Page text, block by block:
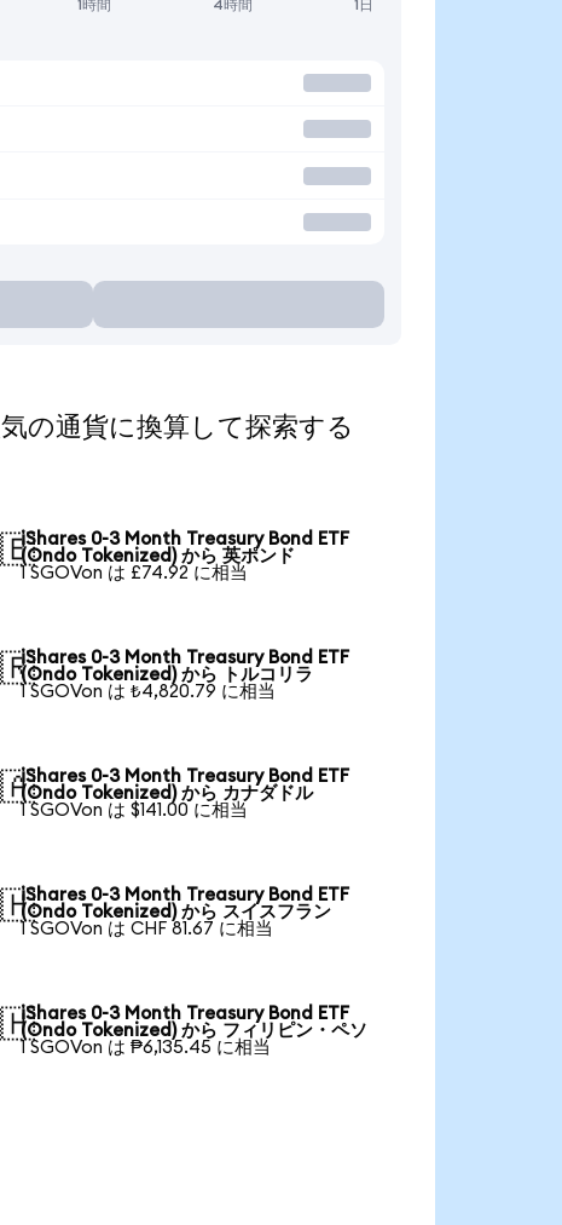
1時間 4時間 1日
貨に換算して探索する
iShares 0-3 Month Treasury Bond ETF
(Ondo Tokenized) から 英ポンド
1 SGOVon は £74.92 に相当
iShares 0-3 Month Treasury Bond ETF
(Ondo Tokenized) から トルコリラ
1 SGOVon は ₺4,820.79 に相当
iShares 0-3 Month Treasury Bond ETF
(Ondo Tokenized) から カナダドル
1 SGOVon は $141.00 に相当
iShares 0-3 Month Treasury Bond ETF
(Ondo Tokenized) から スイスフラン
1 SGOVon は CHF 81.67 に相当
iShares 0-3 Month Treasury Bond ETF
(Ondo Tokenized) から フィリピン・ペソ
1 SGOVon は ₱6,135.45 に相当